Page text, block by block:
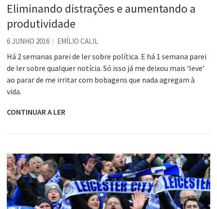
Eliminando distrações e aumentando a
produtividade
6 JUNHO 2016 EMÍLIO CALIL
Há 2 semanas parei de ler sobre política. E há 1 semana parei
de ler sobre qualquer notícia. Só isso já me deixou mais ‘leve’
ao parar de me irritar com bobagens que nada agregam à
vida.
CONTINUAR A LER